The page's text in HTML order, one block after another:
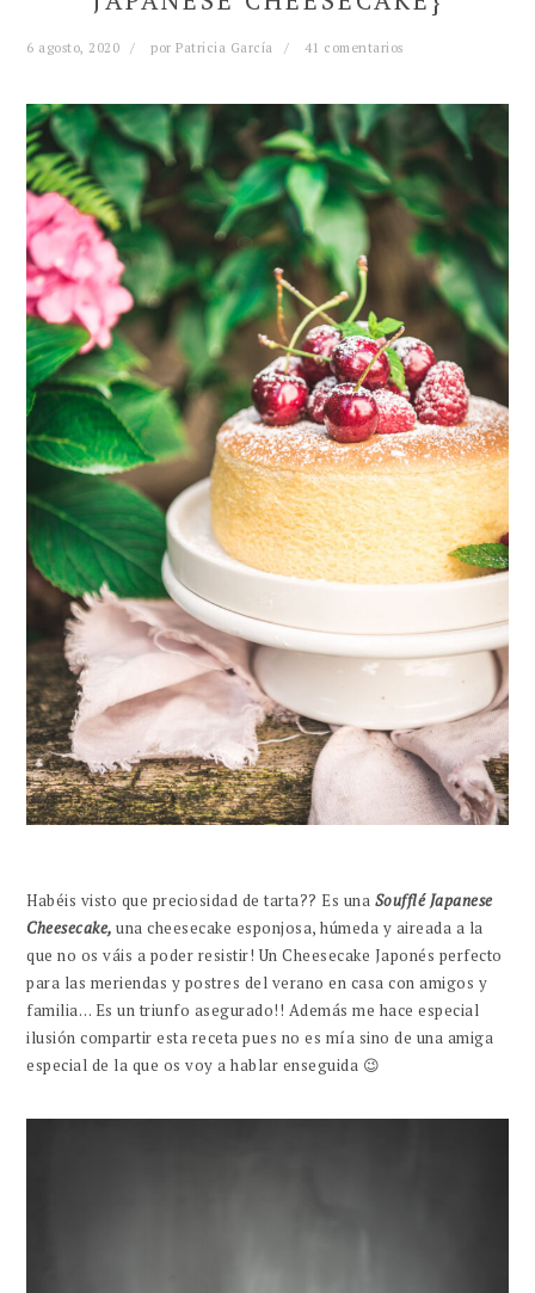
6 agosto, 2020 porPatricia García 41 comentarios
Habéis visto que preciosidad de tarta?? Es una Soufflé Japanese
Cheesecake,una cheesecake esponjosa, húmeda y aireada a la
que no os váis a poder resistir! Un Cheesecake Japonés perfecto
para las meriendas y postres del verano en casa con amigos y
familia… Es un triunfo asegurado!! Además me hace especial
ilusión compartir esta receta pues no es mía sino de una amiga
especial de la que os voy a hablar enseguida 😉